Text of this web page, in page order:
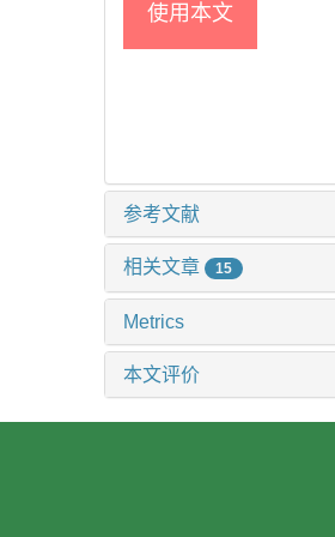
使用本文
参考文献
相关文章 15
Metrics
本文评价